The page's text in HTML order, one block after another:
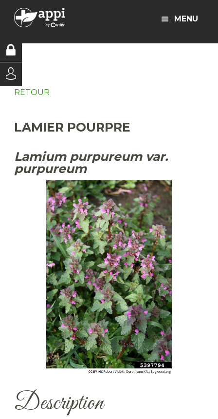
MENU
RETOUR
LAMIER POURPRE
Lamium purpureum var.
purpureum
Description